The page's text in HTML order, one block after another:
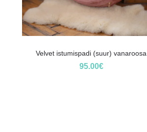
Velvet istumispadi (suur) vanaroosa
95.00€